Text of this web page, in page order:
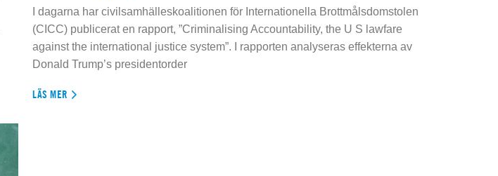
I dagarna har civilsamhälleskoalitionen för Internationella Brottmålsdomstolen
(CICC) publicerat en rapport, ”Criminalising Accountability, the U S lawfare
against the international justice system”. I rapporten analyseras effekterna av
Donald Trump’s presidentorder
LÄS MER